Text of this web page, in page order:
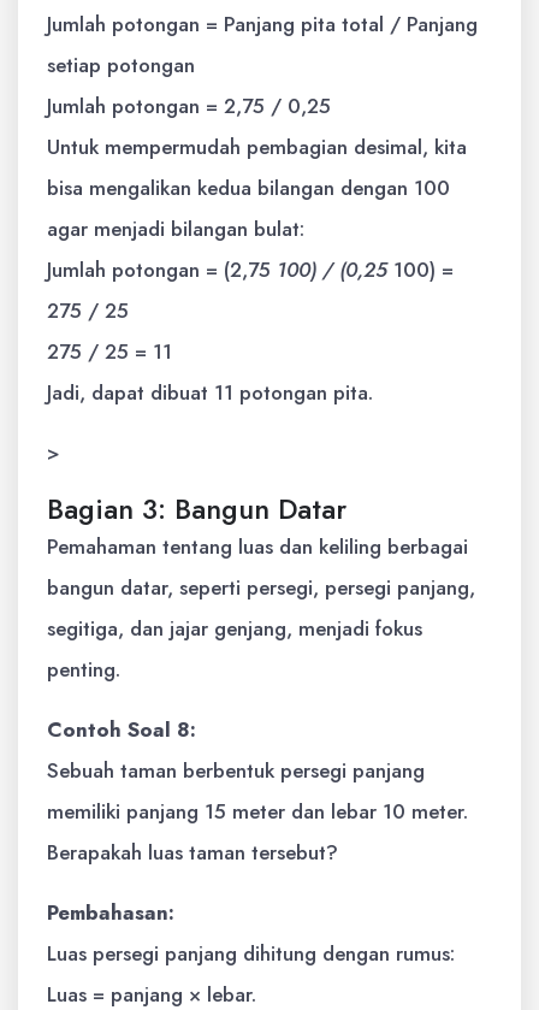
Jumlah potongan = Panjang pita total / Panjang
setiap potongan
Jumlah potongan = 2,75 / 0,25
Untuk mempermudah pembagian desimal, kita
bisa mengalikan kedua bilangan dengan 100
agar menjadi bilangan bulat:
Jumlah potongan = (2,75 100) / (0,25 100) =
275 / 25
275 / 25 = 11
Jadi, dapat dibuat 11 potongan pita.
>
Bagian 3: Bangun Datar
Pemahaman tentang luas dan keliling berbagai
bangun datar, seperti persegi, persegi panjang,
segitiga, dan jajar genjang, menjadi fokus
penting.
Contoh Soal 8:
Sebuah taman berbentuk persegi panjang
memiliki panjang 15 meter dan lebar 10 meter.
Berapakah luas taman tersebut?
Pembahasan:
Luas persegi panjang dihitung dengan rumus:
Luas = panjang × lebar.